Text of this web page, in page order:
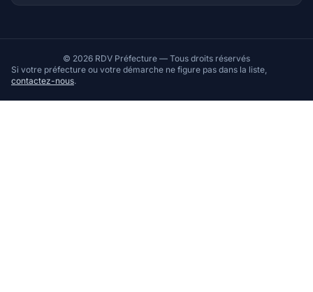
© 2026 RDV Préfecture — Tous droits réservés
Si votre préfecture ou votre démarche ne figure pas dans la liste,
contactez-nous.